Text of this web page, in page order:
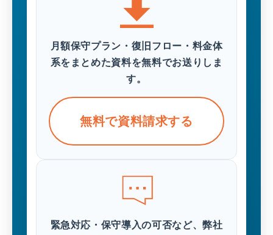
月額保守プラン・復旧フロー・料金体
系をまとめた資料を無料でお送りしま
す。
無料で資料請求する
緊急対応・保守導入の可否など、弊社